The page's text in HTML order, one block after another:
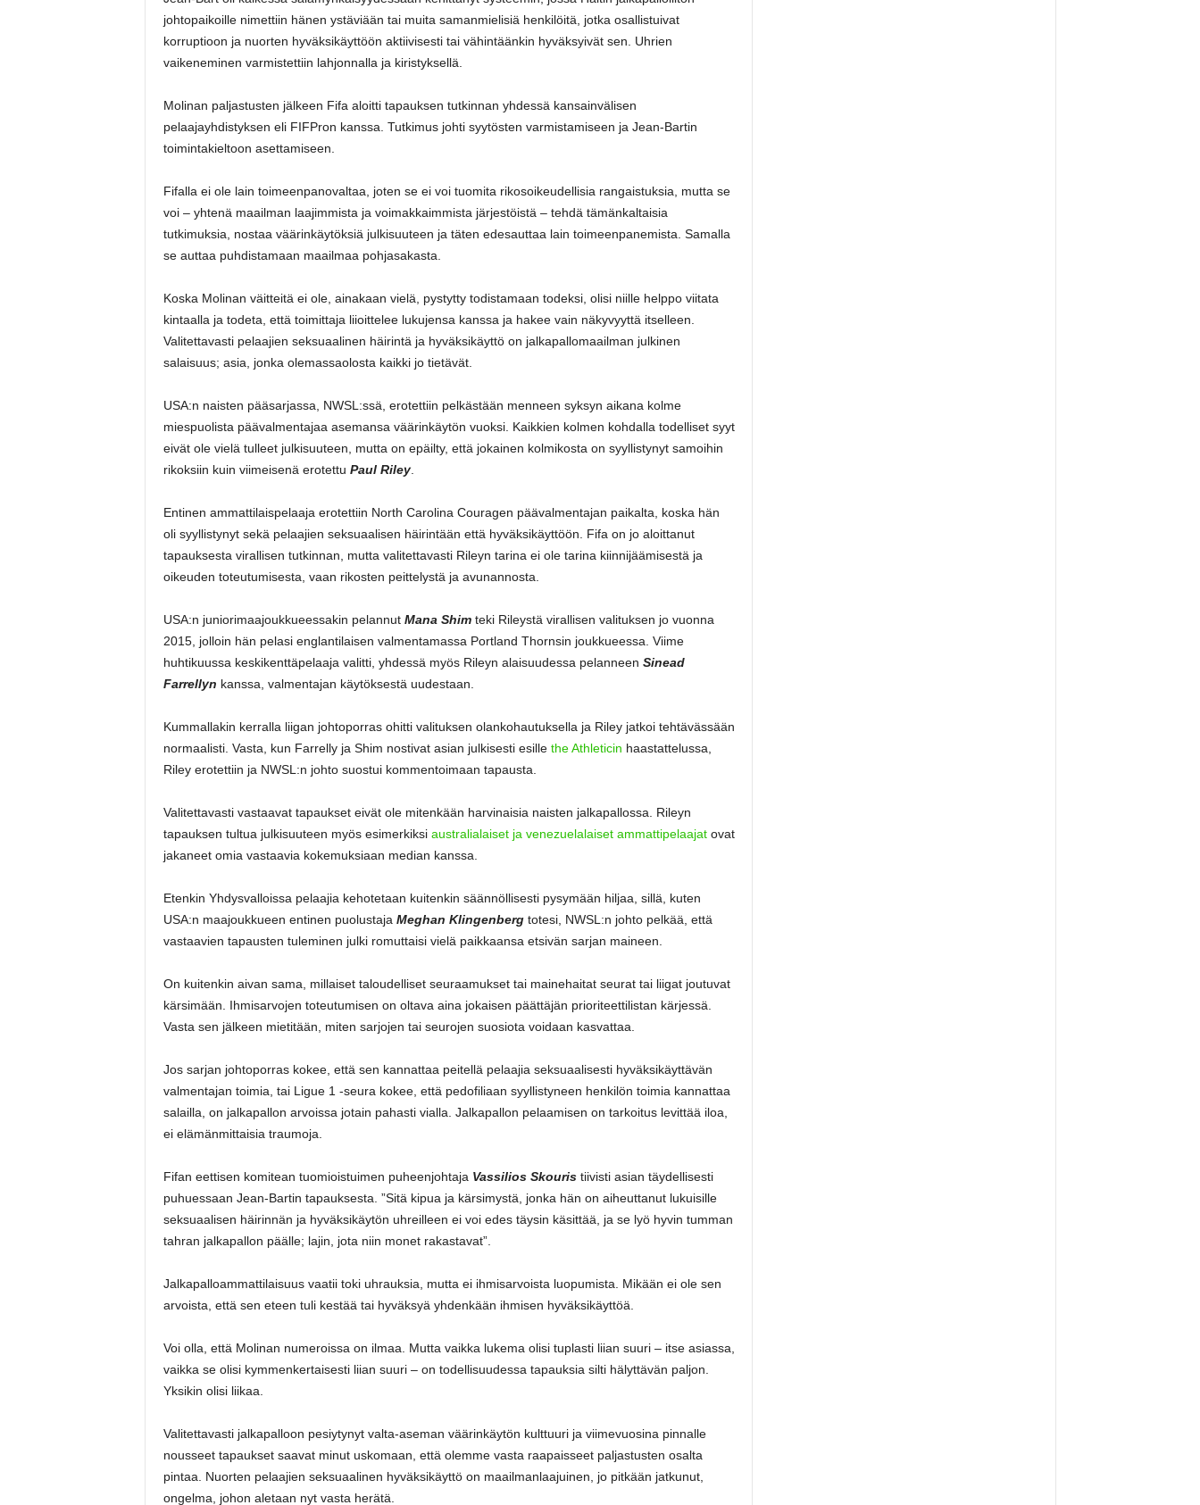
johtopaikoille nimettiin hänen ystäviään tai muita samanmielisiä henkilöitä, jotka osallistuivat
korruptioon ja nuorten hyväksikäyttöön aktiivisesti tai vähintäänkin hyväksyivät sen. Uhrien
vaikeneminen varmistettiin lahjonnalla ja kiristyksellä.
Molinan paljastusten jälkeen Fifa aloitti tapauksen tutkinnan yhdessä kansainvälisen
pelaajayhdistyksen eli FIFPron kanssa. Tutkimus johti syytösten varmistamiseen ja Jean-Bartin
toimintakieltoon asettamiseen.
Fifalla ei ole lain toimeenpanovaltaa, joten se ei voi tuomita rikosoikeudellisia rangaistuksia, mutta se
voi – yhtenä maailman laajimmista ja voimakkaimmista järjestöistä – tehdä tämänkaltaisia
tutkimuksia, nostaa väärinkäytöksiä julkisuuteen ja täten edesauttaa lain toimeenpanemista. Samalla
se auttaa puhdistamaan maailmaa pohjasakasta.
Koska Molinan väitteitä ei ole, ainakaan vielä, pystytty todistamaan todeksi, olisi niille helppo viitata
kintaalla ja todeta, että toimittaja liioittelee lukujensa kanssa ja hakee vain näkyvyyttä itselleen.
Valitettavasti pelaajien seksuaalinen häirintä ja hyväksikäyttö on jalkapallomaailman julkinen
salaisuus; asia, jonka olemassaolosta kaikki jo tietävät.
USA:n naisten pääsarjassa, NWSL:ssä, erotettiin pelkästään menneen syksyn aikana kolme
miespuolista päävalmentajaa asemansa väärinkäytön vuoksi. Kaikkien kolmen kohdalla todelliset syyt
eivät ole vielä tulleet julkisuuteen, mutta on epäilty, että jokainen kolmikosta on syyllistynyt samoihin
rikoksiin kuin viimeisenä erotettu Paul Riley.
Entinen ammattilaispelaaja erotettiin North Carolina Couragen päävalmentajan paikalta, koska hän
oli syyllistynyt sekä pelaajien seksuaalisen häirintään että hyväksikäyttöön. Fifa on jo aloittanut
tapauksesta virallisen tutkinnan, mutta valitettavasti Rileyn tarina ei ole tarina kiinnijäämisestä ja
oikeuden toteutumisesta, vaan rikosten peittelystä ja avunannosta.
USA:n juniorimaajoukkueessakin pelannut Mana Shimteki Rileystä virallisen valituksen jo vuonna
2015, jolloin hän pelasi englantilaisen valmentamassa Portland Thornsin joukkueessa. Viime
huhtikuussa keskikenttäpelaaja valitti, yhdessä myös Rileyn alaisuudessa pelanneen Sinead
Farrellyn kanssa, valmentajan käytöksestä uudestaan.
Kummallakin kerralla liigan johtoporras ohitti valituksen olankohautuksella ja Riley jatkoi tehtävässään
normaalisti. Vasta, kun Farrelly ja Shim nostivat asian julkisesti esille the Athleticin haastattelussa,
Riley erotettiin ja NWSL:n johto suostui kommentoimaan tapausta.
Valitettavasti vastaavat tapaukset eivät ole mitenkään harvinaisia naisten jalkapallossa. Rileyn
tapauksen tultua julkisuuteen myös esimerkiksi australialaiset ja venezuelalaiset ammattipelaajatovat
jakaneet omia vastaavia kokemuksiaan median kanssa.
Etenkin Yhdysvalloissa pelaajia kehotetaan kuitenkin säännöllisesti pysymään hiljaa, sillä, kuten
USA:n maajoukkueen entinen puolustaja Meghan Klingenbergtotesi, NWSL:n johto pelkää, että
vastaavien tapausten tuleminen julki romuttaisi vielä paikkaansa etsivän sarjan maineen.
On kuitenkin aivan sama, millaiset taloudelliset seuraamukset tai mainehaitat seurat tai liigat joutuvat
kärsimään. Ihmisarvojen toteutumisen on oltava aina jokaisen päättäjän prioriteettilistan kärjessä.
Vasta sen jälkeen mietitään, miten sarjojen tai seurojen suosiota voidaan kasvattaa.
Jos sarjan johtoporras kokee, että sen kannattaa peitellä pelaajia seksuaalisesti hyväksikäyttävän
valmentajan toimia, tai Ligue 1 -seura kokee, että pedofiliaan syyllistyneen henkilön toimia kannattaa
salailla, on jalkapallon arvoissa jotain pahasti vialla. Jalkapallon pelaamisen on tarkoitus levittää iloa,
ei elämänmittaisia traumoja.
Fifan eettisen komitean tuomioistuimen puheenjohtaja Vassilios Skouristiivisti asian täydellisesti
puhuessaan Jean-Bartin tapauksesta. ”Sitä kipua ja kärsimystä, jonka hän on aiheuttanut lukuisille
seksuaalisen häirinnän ja hyväksikäytön uhreilleen ei voi edes täysin käsittää, ja se lyö hyvin tumman
tahran jalkapallon päälle; lajin, jota niin monet rakastavat”.
Jalkapalloammattilaisuus vaatii toki uhrauksia, mutta ei ihmisarvoista luopumista. Mikään ei ole sen
arvoista, että sen eteen tuli kestää tai hyväksyä yhdenkään ihmisen hyväksikäyttöä.
Voi olla, että Molinan numeroissa on ilmaa. Mutta vaikka lukema olisi tuplasti liian suuri – itse asiassa,
vaikka se olisi kymmenkertaisesti liian suuri – on todellisuudessa tapauksia silti hälyttävän paljon.
Yksikin olisi liikaa.
Valitettavasti jalkapalloon pesiytynyt valta-aseman väärinkäytön kulttuuri ja viimevuosina pinnalle
nousseet tapaukset saavat minut uskomaan, että olemme vasta raapaisseet paljastusten osalta
pintaa. Nuorten pelaajien seksuaalinen hyväksikäyttö on maailmanlaajuinen, jo pitkään jatkunut,
ongelma, johon aletaan nyt vasta herätä.